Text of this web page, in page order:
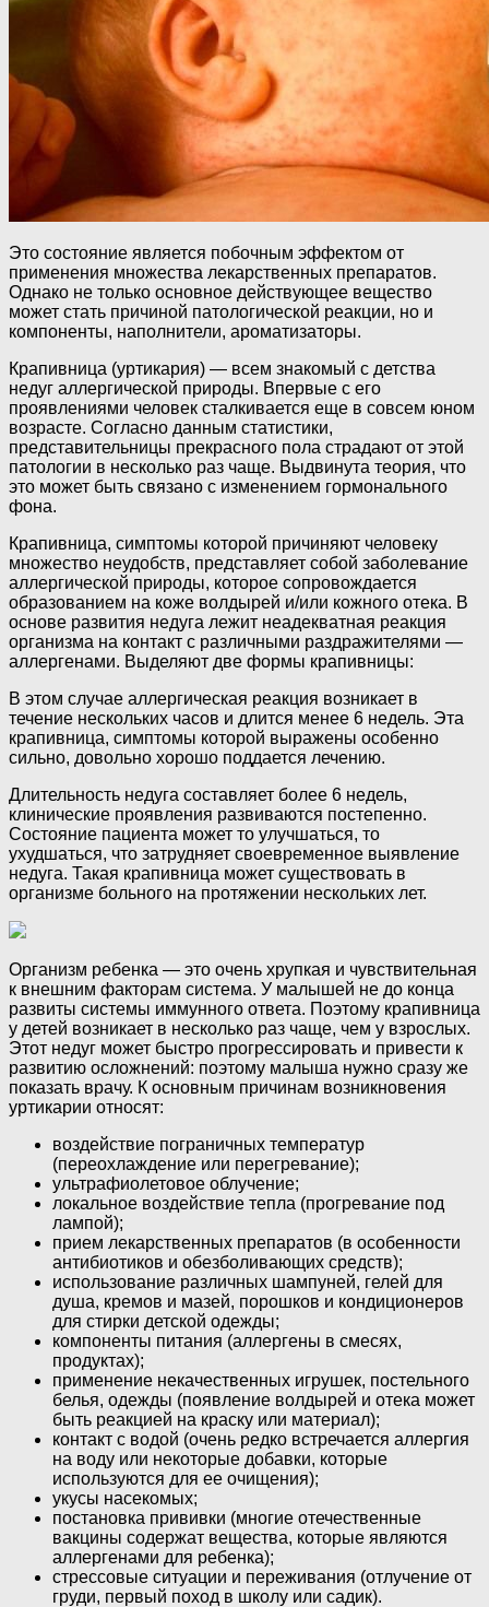
Это состояние является побочным эффектом от
применения множества лекарственных препаратов.
Однако не только основное действующее вещество
может стать причиной патологической реакции, но и
компоненты, наполнители, ароматизаторы.
Крапивница (уртикария) — всем знакомый с детства
недуг аллергической природы. Впервые с его
проявлениями человек сталкивается еще в совсем юном
возрасте. Согласно данным статистики,
представительницы прекрасного пола страдают от этой
патологии в несколько раз чаще. Выдвинута теория, что
это может быть связано с изменением гормонального
фона.
Крапивница, симптомы которой причиняют человеку
множество неудобств, представляет собой заболевание
аллергической природы, которое сопровождается
образованием на коже волдырей и/или кожного отека. В
основе развития недуга лежит неадекватная реакция
организма на контакт с различными раздражителями —
аллергенами. Выделяют две формы крапивницы:
В этом случае аллергическая реакция возникает в
течение нескольких часов и длится менее 6 недель. Эта
крапивница, симптомы которой выражены особенно
сильно, довольно хорошо поддается лечению.
Длительность недуга составляет более 6 недель,
клинические проявления развиваются постепенно.
Состояние пациента может то улучшаться, то
ухудшаться, что затрудняет своевременное выявление
недуга. Такая крапивница может существовать в
организме больного на протяжении нескольких лет.
Организм ребенка — это очень хрупкая и чувствительная
к внешним факторам система. У малышей не до конца
развиты системы иммунного ответа. Поэтому крапивница
у детей возникает в несколько раз чаще, чем у взрослых.
Этот недуг может быстро прогрессировать и привести к
развитию осложнений: поэтому малыша нужно сразу же
показать врачу. К основным причинам возникновения
уртикарии относят:
воздействие пограничных температур
(переохлаждение или перегревание);
ультрафиолетовое облучение;
локальное воздействие тепла (прогревание под
лампой);
прием лекарственных препаратов (в особенности
антибиотиков и обезболивающих средств);
использование различных шампуней, гелей для
душа, кремов и мазей, порошков и кондиционеров
для стирки детской одежды;
компоненты питания (аллергены в смесях,
продуктах);
применение некачественных игрушек, постельного
белья, одежды (появление волдырей и отека может
быть реакцией на краску или материал);
контакт с водой (очень редко встречается аллергия
на воду или некоторые добавки, которые
используются для ее очищения);
укусы насекомых;
постановка прививки (многие отечественные
вакцины содержат вещества, которые являются
аллергенами для ребенка);
стрессовые ситуации и переживания (отлучение от
груди, первый поход в школу или садик).